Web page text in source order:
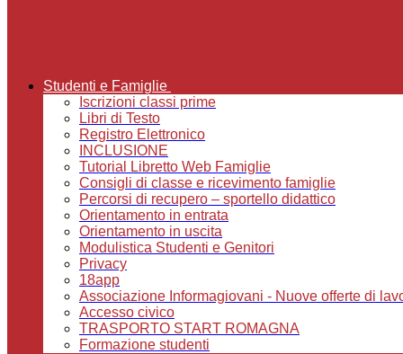
Studenti e Famiglie
Iscrizioni classi prime
Libri di Testo
Registro Elettronico
INCLUSIONE
Tutorial Libretto Web Famiglie
Consigli di classe e ricevimento famiglie
Percorsi di recupero – sportello didattico
Orientamento in entrata
Orientamento in uscita
Modulistica Studenti e Genitori
Privacy
18app
Associazione Informagiovani - Nuove offerte di
Accesso civico
TRASPORTO START ROMAGNA
Formazione studenti